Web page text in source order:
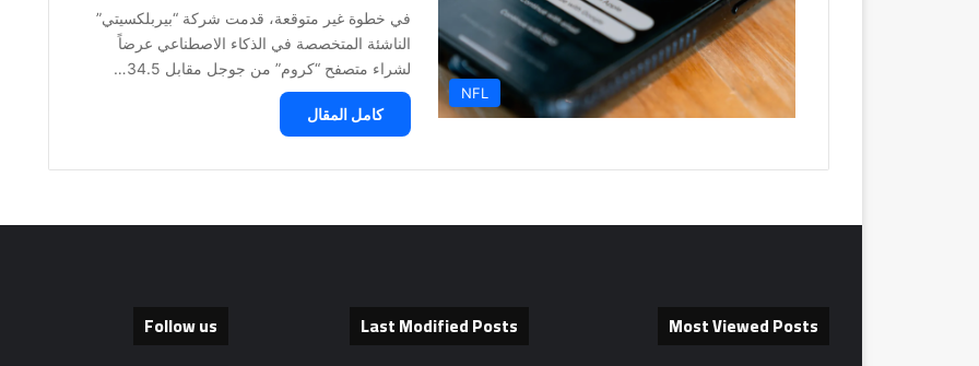
NFL
في خطوة غير متوقعة، قدمت شركة “بيربلكسيتي”
الناشئة المتخصصة في الذكاء الاصطناعي عرضاً
لشراء متصفح “كروم” من جوجل مقابل 34.5…
كامل المقال
Most Viewed Posts
Last Modified Posts
Follow us